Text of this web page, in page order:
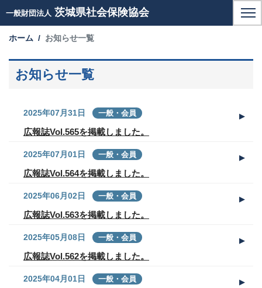
一般財団法人 茨城県社会保険協会
ホーム お知らせ一覧
お知らせ一覧
2025年07月31日 一般・会員
広報誌Vol.565を掲載しました。
2025年07月01日 一般・会員
広報誌Vol.564を掲載しました。
2025年06月02日 一般・会員
広報誌Vol.563を掲載しました。
2025年05月08日 一般・会員
広報誌Vol.562を掲載しました。
2025年04月01日 一般・会員